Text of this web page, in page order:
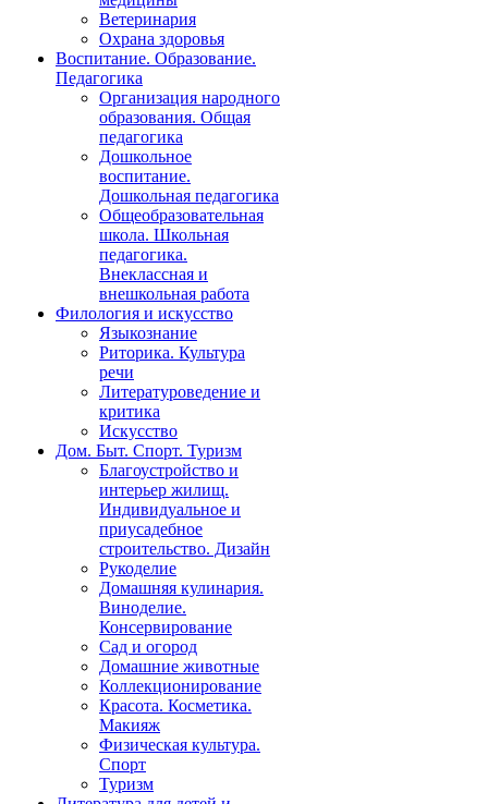
Ветеринария
Охрана здоровья
Воспитание. Образование.
Педагогика
Организация народного
образования. Общая
педагогика
Дошкольное
воспитание.
Дошкольная педагогика
Общеобразовательная
школа. Школьная
педагогика.
Внеклассная и
внешкольная работа
Филология и искусство
Языкознание
Риторика. Культура
речи
Литературоведение и
критика
Искусство
Дом. Быт. Спорт. Туризм
Благоустройство и
интерьер жилищ.
Индивидуальное и
приусадебное
строительство. Дизайн
Рукоделие
Домашняя кулинария.
Виноделие.
Консервирование
Сад и огород
Домашние животные
Коллекционирование
Красота. Косметика.
Макияж
Физическая культура.
Спорт
Туризм